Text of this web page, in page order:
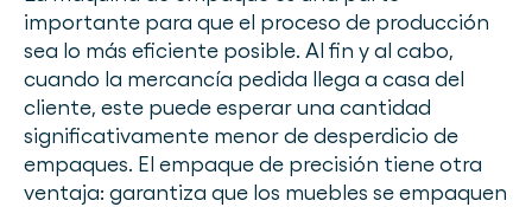
importante para que el proceso de producción
sea lo más eficiente posible. Al fin y al cabo,
cuando la mercancía pedida llega a casa del
cliente, este puede esperar una cantidad
significativamente menor de desperdicio de
empaques. El empaque de precisión tiene otra
ventaja: garantiza que los muebles se empaquen